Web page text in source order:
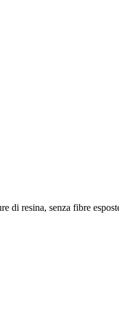
di resina, senza fibre